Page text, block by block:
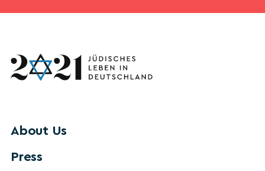
About Us
Press